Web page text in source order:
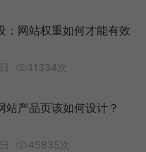
：网站权重如何才能有效
11334次
站产品页该如何设计？
45835次